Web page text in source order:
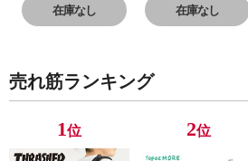
ックス 4E 本革
レザー 反射材 黒
在庫なし
ックス 4E 本革
レザー 反射材 黒
在庫なし
売れ筋ランキング
1位 2位